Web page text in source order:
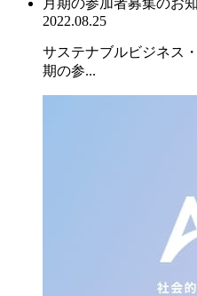
2022.08.25
サステナブルビジネス
期の参...